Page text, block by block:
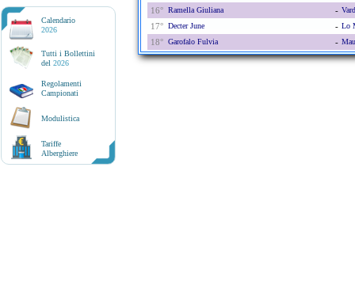
Calendario
2026
Tutti i Bollettini
del 2026
Regolamenti
Campionati
Modulistica
Tariffe
Alberghiere
16° Ramella Giuliana -
17° Decter June - Lo
18° Garofalo Fulvia -